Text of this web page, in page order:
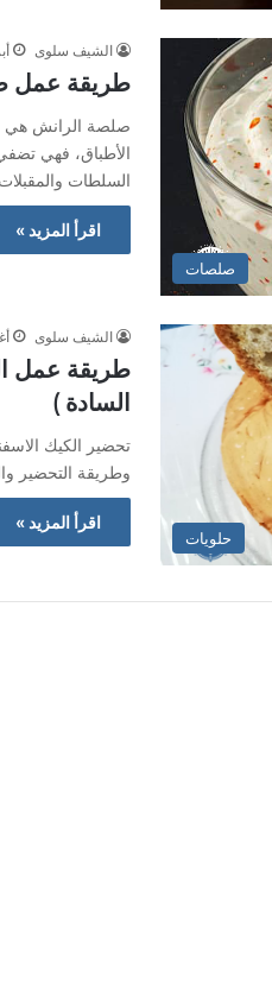
صلصات
الشيف سلوى
طريقة عمل
صلصة الرانش هي
الأطباق، فهي
السلطات
اقرأ المزيد »
حلويات
الشيف سلوى
طريقة عمل
السادة )
تحضير الكيك
وطريقة التحضير
اقرأ المزيد »